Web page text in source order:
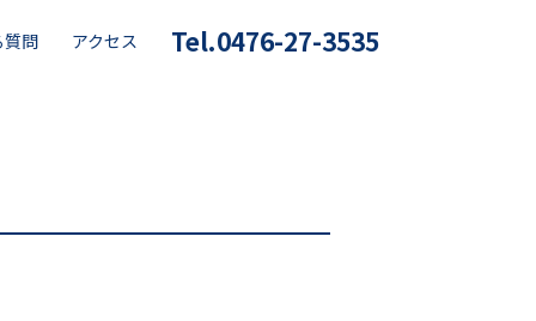
質問 アクセス Tel.0476-27-3535